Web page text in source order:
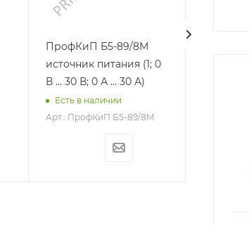
ПрофКиП Б5-89/8М
источник питания (1; 0
В … 30 В; 0 А … 30 А)
Есть в наличии
Арт.: ПрофКиП Б5-89/8М